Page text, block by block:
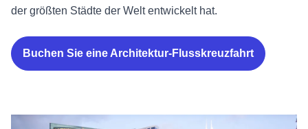
der größten Städte der Welt entwickelt hat.
Buchen Sie eine Architektur-Flusskreuzfahrt